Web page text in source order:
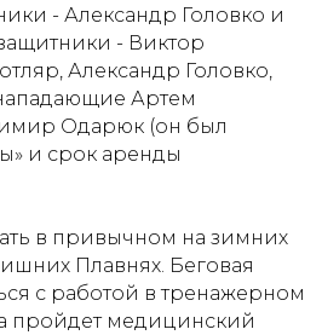
- Александр Головко и
- Виктор
Александр Головко,
Артем
Одарюк (он был
и срок аренды
в привычном на зимних
Плавнях. Беговая
с работой в тренажерном
пройдет медицинский